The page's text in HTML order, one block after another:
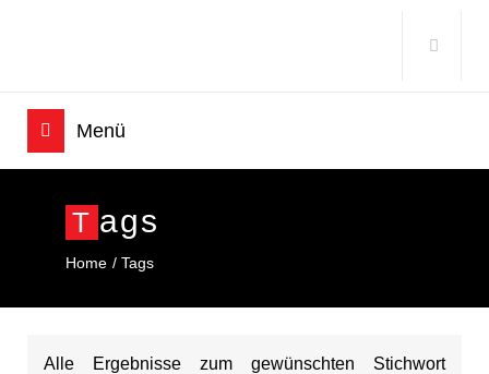
T Ags
Home Tags
Alle Ergebnisse zum gewünschten Stichwort